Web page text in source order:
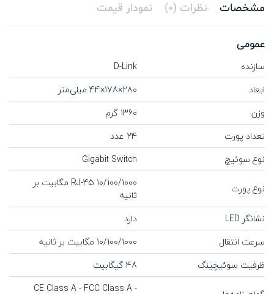
مشخصات نظرات (0) نمودار قیمت
عمومی
سازنده
D-Link
ابعاد
280×178×44 میلی‌متر
وزن
1360 گرم
تعداد پورت
24 عدد
نوع سوئیچ
Gigabit Switch
نوع پورت
RJ-45 10/100/1000 مگابیت بر
ثانیه
نشانگر LED
دارد
سرعت انتقال
10/100/1000 مگابیت بر ثانیه
ظرفیت سوئیچینگ
48 گیگابیت
CE Class A - FCC Class A -